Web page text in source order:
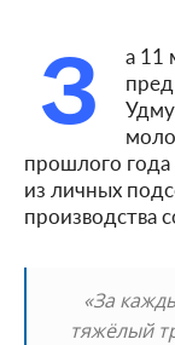
З
а 11
прошлого
из личных
производства
«За
тяжёлый